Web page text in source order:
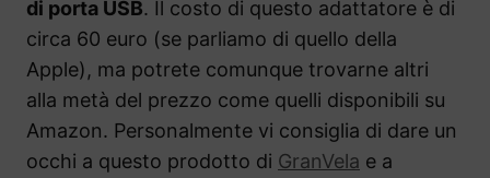
di porta USB. Il costo di questo adattatore è di
circa 60 euro (se parliamo di quello della
Apple), ma potrete comunque trovarne altri
alla metà del prezzo come quelli disponibili su
Amazon. Personalmente vi consiglia di dare un
occhi a questo prodotto di GranVela e a